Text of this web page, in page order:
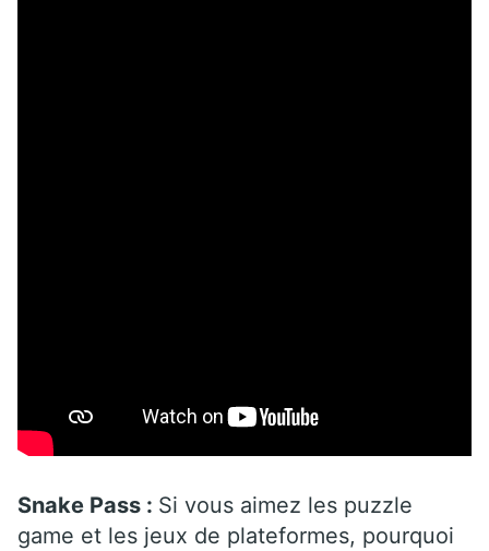
Snake Pass : Si vous aimez les puzzle
game et les jeux de plateformes, pourquoi